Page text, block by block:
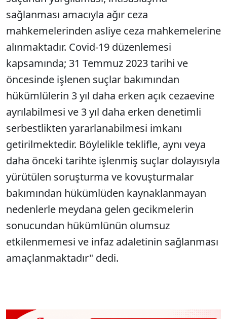
sağlanması amacıyla ağır ceza
mahkemelerinden asliye ceza mahkemelerine
alınmaktadır. Covid-19 düzenlemesi
kapsamında; 31 Temmuz 2023 tarihi ve
öncesinde işlenen suçlar bakımından
hükümlülerin 3 yıl daha erken açık cezaevine
ayrılabilmesi ve 3 yıl daha erken denetimli
serbestlikten yararlanabilmesi imkanı
getirilmektedir. Böylelikle teklifle, aynı veya
daha önceki tarihte işlenmiş suçlar dolayısıyla
yürütülen soruşturma ve kovuşturmalar
bakımından hükümlüden kaynaklanmayan
nedenlerle meydana gelen gecikmelerin
sonucundan hükümlünün olumsuz
etkilenmemesi ve infaz adaletinin sağlanması
amaçlanmaktadır" dedi.